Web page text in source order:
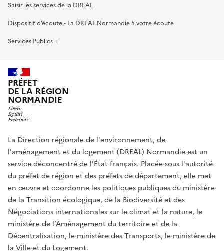
Saisir les services de la DREAL
Dispositif d’écoute - La DREAL Normandie à votre écoute
Services Publics +
PRÉFET
DE LA RÉGION
NORMANDIE
La Direction régionale de l'environnement, de
l'aménagement et du logement (DREAL) Normandie est un
service déconcentré de l'État français. Placée sous l'autorité
du préfet de région et des préfets de département, elle met
en œuvre et coordonne les politiques publiques du ministère
de la Transition écologique, de la Biodiversité et des
Négociations internationales sur le climat et la nature, le
ministère de l’Aménagement du territoire et de la
Décentralisation, le ministère des Transports, le ministère de
la Ville et du Logement.